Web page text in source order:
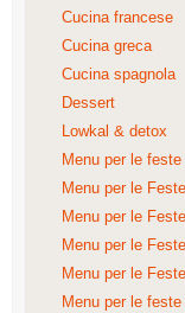
Cucina francese
Cucina greca
Cucina spagnola
Dessert
Lowkal & detox
Menu per le feste
Menu per le
Menu per le
Menu per le
Menu per le
Menu per le feste